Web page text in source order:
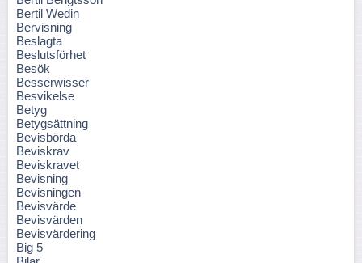
Bertil Wedin
Bervisning
Beslagta
Beslutsförhet
Besök
Besserwisser
Besvikelse
Betyg
Betygsättning
Bevisbörda
Beviskrav
Beviskravet
Bevisning
Bevisningen
Bevisvärde
Bevisvärden
Bevisvärdering
Big 5